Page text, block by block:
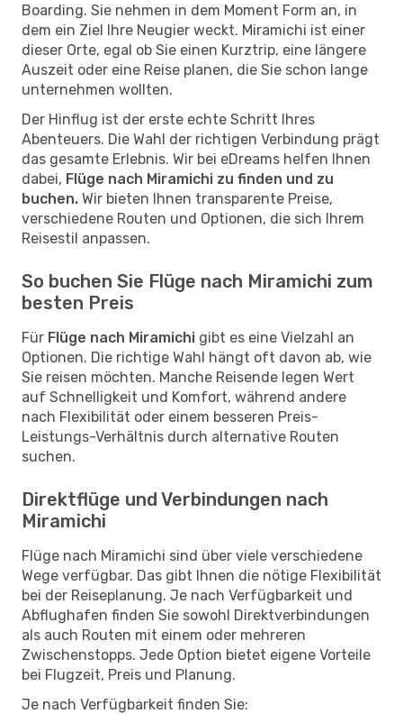
Boarding. Sie nehmen in dem Moment Form an, in
dem ein Ziel Ihre Neugier weckt. Miramichi ist einer
dieser Orte, egal ob Sie einen Kurztrip, eine längere
Auszeit oder eine Reise planen, die Sie schon lange
unternehmen wollten.
Der Hinflug ist der erste echte Schritt Ihres
Abenteuers. Die Wahl der richtigen Verbindung prägt
das gesamte Erlebnis. Wir bei eDreams helfen Ihnen
dabei, Flüge nach Miramichi zu finden und zu
buchen. Wir bieten Ihnen transparente Preise,
verschiedene Routen und Optionen, die sich Ihrem
Reisestil anpassen.
So buchen Sie Flüge nach Miramichi zum
besten Preis
Für Flüge nach Miramichi gibt es eine Vielzahl an
Optionen. Die richtige Wahl hängt oft davon ab, wie
Sie reisen möchten. Manche Reisende legen Wert
auf Schnelligkeit und Komfort, während andere
nach Flexibilität oder einem besseren Preis-
Leistungs-Verhältnis durch alternative Routen
suchen.
Direktflüge und Verbindungen nach
Miramichi
Flüge nach Miramichi sind über viele verschiedene
Wege verfügbar. Das gibt Ihnen die nötige Flexibilität
bei der Reiseplanung. Je nach Verfügbarkeit und
Abflughafen finden Sie sowohl Direktverbindungen
als auch Routen mit einem oder mehreren
Zwischenstopps. Jede Option bietet eigene Vorteile
bei Flugzeit, Preis und Planung.
Je nach Verfügbarkeit finden Sie: